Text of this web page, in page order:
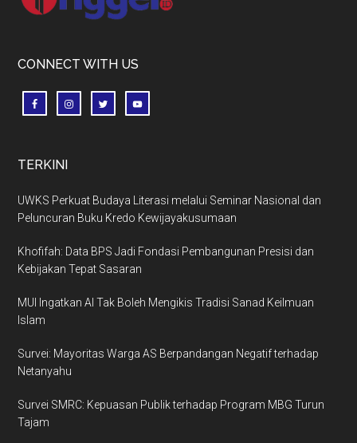
CONNECT WITH US
TERKINI
UWKS Perkuat Budaya Literasi melalui Seminar Nasional dan
Peluncuran Buku Kredo Kewijayakusumaan
Khofifah: Data BPS Jadi Fondasi Pembangunan Presisi dan
Kebijakan Tepat Sasaran
MUI Ingatkan AI Tak Boleh Mengikis Tradisi Sanad Keilmuan
Islam
Survei: Mayoritas Warga AS Berpandangan Negatif terhadap
Netanyahu
Survei SMRC: Kepuasan Publik terhadap Program MBG Turun
Tajam